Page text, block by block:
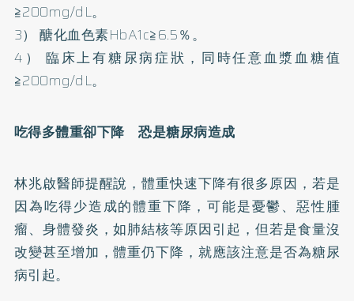
≧200mg/dL。
3） 醣化血色素HbA1c≧6.5％。
4） 臨床上有糖尿病症狀，同時任意血漿血糖值
≧200mg/dL。
吃得多體重卻下降 恐是糖尿病造成
林兆啟醫師提醒說，體重快速下降有很多原因，若是
因為吃得少造成的體重下降，可能是憂鬱、惡性腫
瘤、身體發炎，如肺結核等原因引起，但若是食量沒
改變甚至增加，體重仍下降，就應該注意是否為糖尿
病引起。